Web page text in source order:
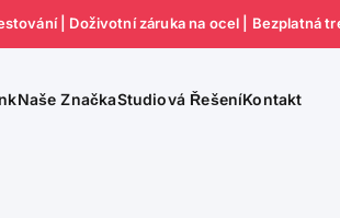
| Doživotní záruka na ocel | Bezplatná
Naše ZnačkaStudiová ŘešeníKontakt